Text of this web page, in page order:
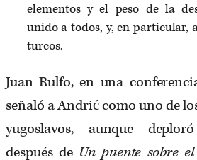
elementos y el peso de la
unido a todos, y, en particular,
turcos.
Juan Rulfo, en una
señaló a Andrić como uno de
yugoslavos, aunque
después de Un puente sobre